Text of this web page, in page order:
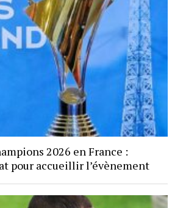
2026 en France :
pour accueillir l’évènement